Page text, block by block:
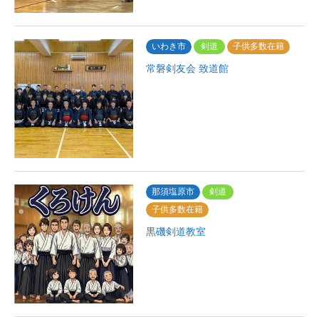
いわき市 剣道 子供多数在籍
常磐剣友会 致道館
那須塩原市
剣道
子供多数在籍
黒磯剣道教室